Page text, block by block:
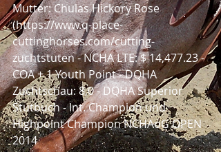
Mutter: Chulas Hickory Rose
(https://www.q-place-
cuttinghorses.com/cutting-
zuchtstuten - NCHA LTE: $ 14,477.23 -
COA + 1 Youth Point - DQHA
Zuchtschau: 8,0 - DQHA Superior
Stutbuch - Int. Champion und
Highpoint Champion NCHAoG OPEN
2014